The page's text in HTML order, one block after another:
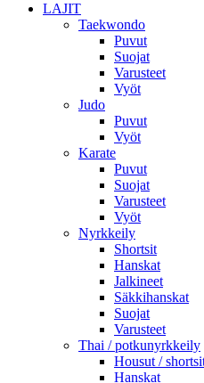
LAJIT
Taekwondo
Puvut
Suojat
Varusteet
Vyöt
Judo
Puvut
Vyöt
Karate
Puvut
Suojat
Varusteet
Vyöt
Nyrkkeily
Shortsit
Hanskat
Jalkineet
Säkkihanskat
Suojat
Varusteet
Thai / potkunyrkkeily
Housut /
Hanskat